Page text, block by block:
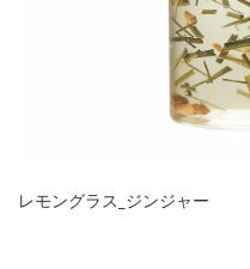
レモングラス_ジンジャー